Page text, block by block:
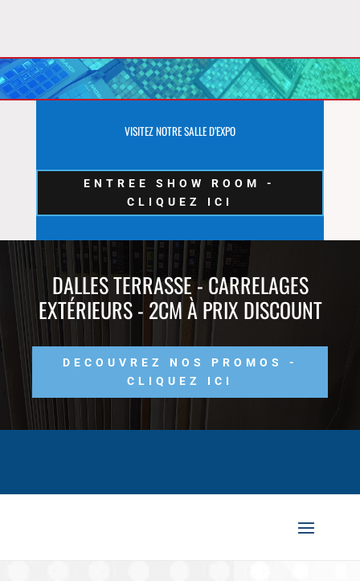
VISITEZ NOTRE SALLE D’EXPO
ENTREE SHOW ROOM -
CLIQUEZ ICI
DALLES TERRASSE - CARRELAGES
EXTÉRIEURS - 2CM À PRIX DISCOUNT
DECOUVREZ NOS PROMOS -
CLIQUEZ ICI